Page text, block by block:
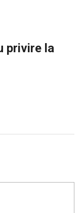
privire la